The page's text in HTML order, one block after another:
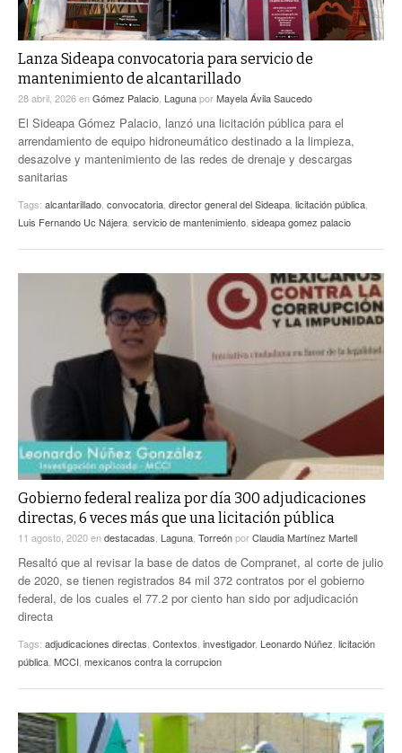
A MEDIA MAÑANA
A TODA LEY
LA MEJOR 97.1 ESTÉREO GALLITO
ACTUALIDADES GREM
PULSO
LA MEJOR INFORMACIÓN
Lanza Sideapa convocatoria para servicio de
mantenimiento de alcantarillado
28 abril, 2026enGómez Palacio LagunaporMayela Ávila Saucedo
El Sideapa Gómez Palacio, lanzó una licitación pública para el
arrendamiento de equipo hidroneumático destinado a la limpieza,
desazolve y mantenimiento de las redes de drenaje y descargas
sanitarias
Tags: alcantarillado convocatoria director general del Sideapa licitación pública
Luis Fernando Uc Nájera servicio de mantenimiento sideapa gomez palacio
Gobierno federal realiza por día 300 adjudicaciones
directas, 6 veces más que una licitación pública
11 agosto, 2020endestacadas Laguna TorreónporClaudia Martínez Martell
Resaltó que al revisar la base de datos de Compranet, al corte de julio
de 2020, se tienen registrados 84 mil 372 contratos por el gobierno
federal, de los cuales el 77.2 por ciento han sido por adjudicación
directa
Tags: adjudicaciones directas Contextos investigador, Leonardo Núñez licitación
pública MCCI mexicanos contra la corrupcion